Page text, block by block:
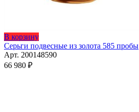
В корзину
Серьги подвесные из золота 585 пробы
Арт. 200148590
66 980 ₽